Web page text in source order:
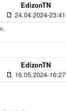
EdizonTN
24.04.2024-23:41
EdizonTN
16.05.2024-16:27